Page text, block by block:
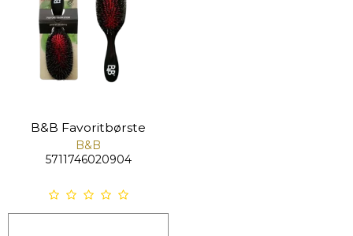
B&B Favoritbørste
B&B
5711746020904